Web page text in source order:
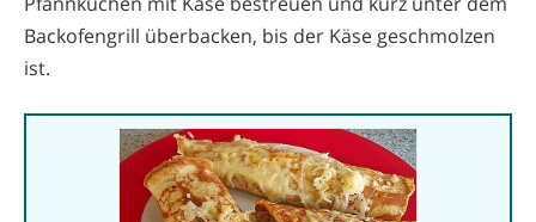
Backofengrill überbacken, bis der Käse geschmolzen
ist.